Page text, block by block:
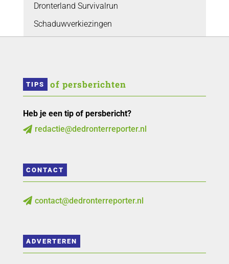
Dronterland Survivalrun
Schaduwverkiezingen
TIPS of persberichten
Heb je een tip of persbericht?
 redactie@dedronterreporter.nl
CONTACT
 contact@dedronterreporter.nl
ADVERTEREN